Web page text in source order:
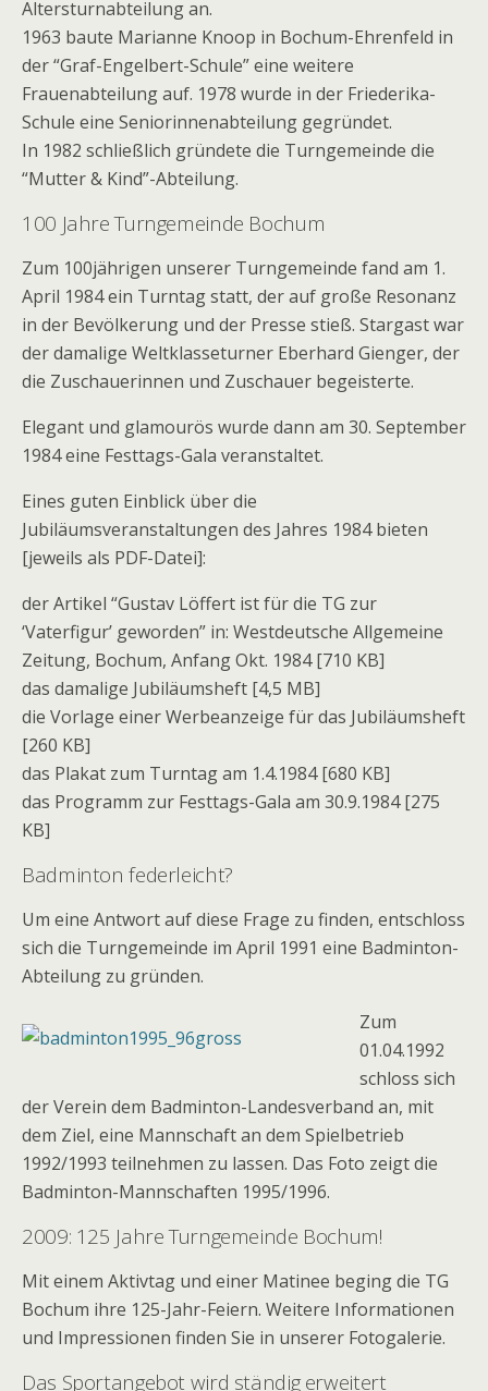
Altersturnabteilung an.
1963 baute Marianne Knoop in Bochum-Ehrenfeld in
der “Graf-Engelbert-Schule” eine weitere
Frauenabteilung auf. 1978 wurde in der Friederika-
Schule eine Seniorinnenabteilung gegründet.
In 1982 schließlich gründete die Turngemeinde die
“Mutter & Kind”-Abteilung.
100 Jahre Turngemeinde Bochum
Zum 100jährigen unserer Turngemeinde fand am 1.
April 1984 ein Turntag statt, der auf große Resonanz
in der Bevölkerung und der Presse stieß. Stargast war
der damalige Weltklasseturner Eberhard Gienger, der
die Zuschauerinnen und Zuschauer begeisterte.
Elegant und glamourös wurde dann am 30. September
1984 eine Festtags-Gala veranstaltet.
Eines guten Einblick über die
Jubiläumsveranstaltungen des Jahres 1984 bieten
[jeweils als PDF-Datei]:
der Artikel “Gustav Löffert ist für die TG zur
‘Vaterfigur’ geworden” in: Westdeutsche Allgemeine
Zeitung, Bochum, Anfang Okt. 1984 [710 KB]
das damalige Jubiläumsheft [4,5 MB]
die Vorlage einer Werbeanzeige für das Jubiläumsheft
[260 KB]
das Plakat zum Turntag am 1.4.1984 [680 KB]
das Programm zur Festtags-Gala am 30.9.1984 [275
KB]
Badminton federleicht?
Um eine Antwort auf diese Frage zu finden, entschloss
sich die Turngemeinde im April 1991 eine Badminton-
Abteilung zu gründen.
Zum
01.04.1992
schloss sich
der Verein dem Badminton-Landesverband an, mit
dem Ziel, eine Mannschaft an dem Spielbetrieb
1992/1993 teilnehmen zu lassen. Das Foto zeigt die
Badminton-Mannschaften 1995/1996.
2009: 125 Jahre Turngemeinde Bochum!
Mit einem Aktivtag und einer Matinee beging die TG
Bochum ihre 125-Jahr-Feiern. Weitere Informationen
und Impressionen finden Sie in unserer Fotogalerie.
Das Sportangebot wird ständig erweitert